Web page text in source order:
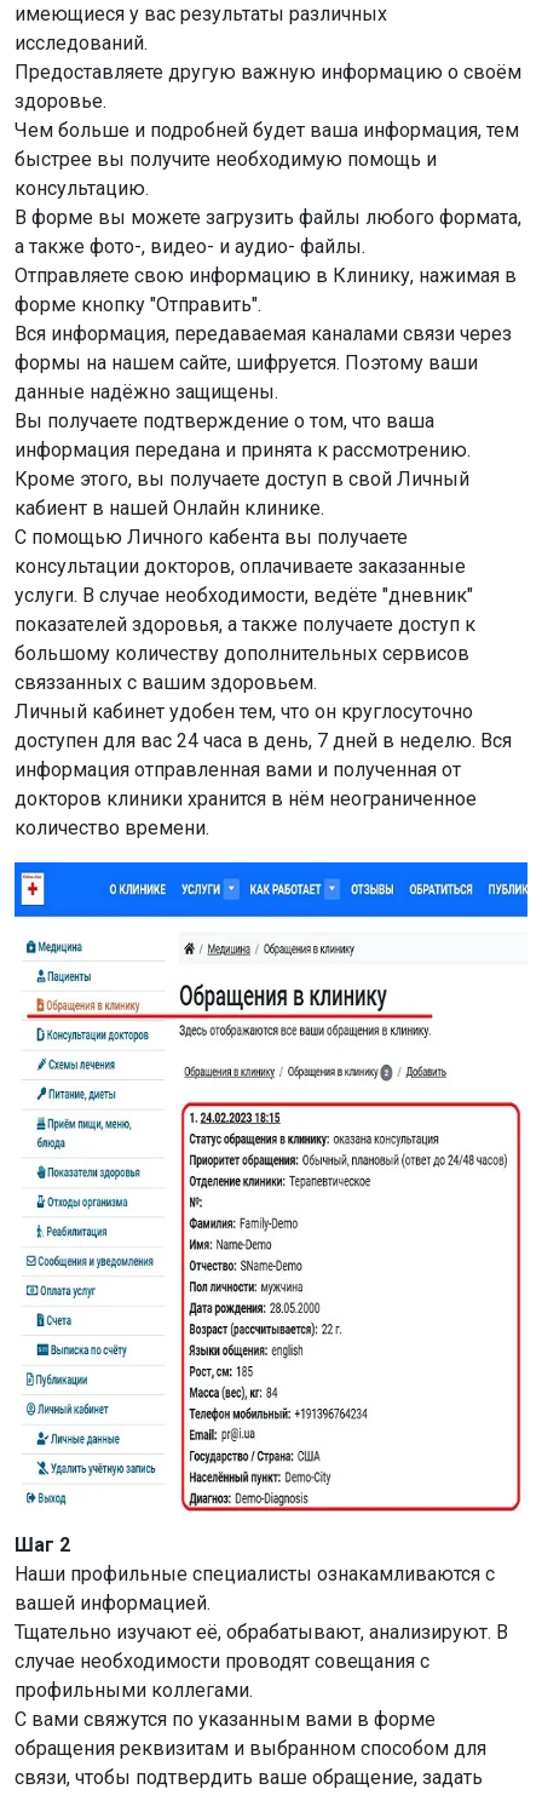
имеющиеся у вас результаты различных
исследований.
Предоставляете другую важную информацию о своём
здоровье.
Чем больше и подробней будет ваша информация, тем
быстрее вы получите необходимую помощь и
консультацию.
В форме вы можете загрузить файлы любого формата,
а также фото-, видео- и аудио- файлы.
Отправляете свою информацию в Клинику, нажимая в
форме кнопку "Отправить".
Вся информация, передаваемая каналами связи через
формы на нашем сайте, шифруется. Поэтому ваши
данные надёжно защищены.
Вы получаете подтверждение о том, что ваша
информация передана и принята к рассмотрению.
Кроме этого, вы получаете доступ в свой Личный
кабиент в нашей Онлайн клинике.
С помощью Личного кабента вы получаете
консультации докторов, оплачиваете заказанные
услуги. В случае необходимости, ведёте "дневник"
показателей здоровья, а также получаете доступ к
большому количеству дополнительных сервисов
связзанных с вашим здоровьем.
Личный кабинет удобен тем, что он круглосуточно
доступен для вас 24 часа в день, 7 дней в неделю. Вся
информация отправленная вами и полученная от
докторов клиники хранится в нём неограниченное
количество времени.
Шаг 2
Наши профильные специалисты ознакамливаются с
вашей информацией.
Тщательно изучают её, обрабатывают, анализируют. В
случае необходимости проводят совещания с
профильными коллегами.
С вами свяжутся по указанным вами в форме
обращения реквизитам и выбранном способом для
связи, чтобы подтвердить ваше обращение, задать